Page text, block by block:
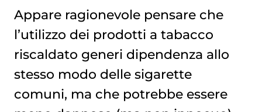
Appare ragionevole pensare che
l’utilizzo dei prodotti a tabacco
riscaldato generi dipendenza allo
stesso modo delle sigarette
comuni, ma che potrebbe essere